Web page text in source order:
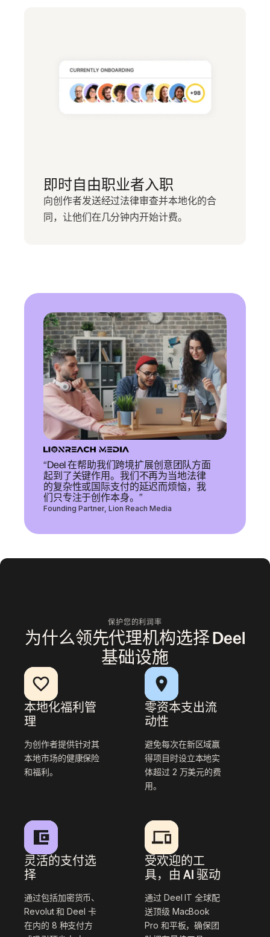
即时自由职业者入职
向创作者发送经过法律审查并本地化的合
同，让他们在几分钟内开始计费。
“Deel 在帮助我们跨境扩展创意团队方面
起到了关键作用。我们不再为当地法律
的复杂性或国际支付的延迟而烦恼，我
们只专注于创作本身。”
Founding Partner, Lion Reach Media
保护您的利润率
为什么领先代理机构选择 Deel
基础设施
本地化福利管
理
为创作者提供针对其
本地市场的健康保险
和福利。
零资本支出流
动性
避免每次在新区域赢
得项目时设立本地实
体超过 2 万美元的费
用。
灵活的支付选
择
通过包括加密货币、
Revolut 和 Deel 卡
在内的 8 种支付方
受欢迎的工
具，由 AI 驱动
通过 Deel IT 全球配
送顶级 MacBook
Pro 和平板，确保团